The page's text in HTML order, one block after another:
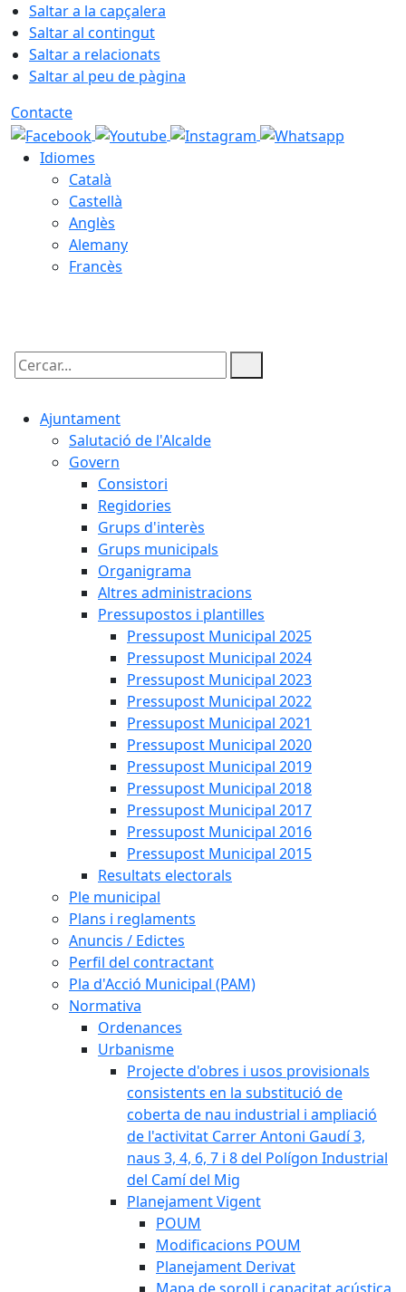
Saltar a la capçalera
Saltar al contingut
Saltar a relacionats
Saltar al peu de pàgina
Contacte
Idiomes
Català
Castellà
Anglès
Alemany
Francès
Cercar:
Ajuntament
Salutació de l'Alcalde
Govern
Consistori
Regidories
Grups d'interès
Grups municipals
Organigrama
Altres administracions
Pressupostos i plantilles
Pressupost Municipal 2025
Pressupost Municipal 2024
Pressupost Municipal 2023
Pressupost Municipal 2022
Pressupost Municipal 2021
Pressupost Municipal 2020
Pressupost Municipal 2019
Pressupost Municipal 2018
Pressupost Municipal 2017
Pressupost Municipal 2016
Pressupost Municipal 2015
Resultats electorals
Ple municipal
Plans i reglaments
Anuncis / Edictes
Perfil del contractant
Pla d'Acció Municipal (PAM)
Normativa
Ordenances
Urbanisme
Projecte d'obres i usos provisionals
consistents en la substitució de
coberta de nau industrial i ampliació
de l'activitat Carrer Antoni Gaudí 3,
naus 3, 4, 6, 7 i 8 del Polígon Industrial
del Camí del Mig
Planejament Vigent
POUM
Modificacions POUM
Planejament Derivat